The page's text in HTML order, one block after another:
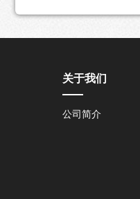
关于我们
公司简介